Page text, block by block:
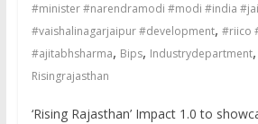
#minister #narendramodi #modi #india
#vaishalinagarjaipur #development, #riico
#ajitabhsharma, Bips, Industrydepartment,
Risingrajasthan
‘Rising Rajasthan’ Impact 1.0 to